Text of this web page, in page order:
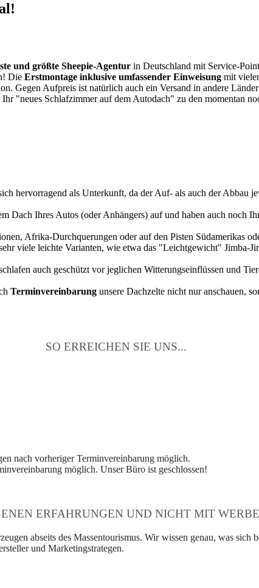
und größte Sheepie-Agentur in Deutschland mit Service-
Die Erstmontage inklusive umfassender Einweisung mit
Gegen Aufpreis ist natürlich auch ein Versand in andere
"neues Schlafzimmer auf dem Autodach" zu den momentan
hervorragend als Unterkunft, da der Auf- als auch der Abbau
Ihres Autos (oder Anhängers) auf und haben auch noch
Afrika-Durchquerungen oder auf den Pisten Südamerikas
viele leichte Varianten, wie etwa das "Leichtgewicht" Jimba-
auch geschützt vor jeglichen Witterungseinflüssen und
Terminvereinbarung unsere Dachzelte nicht nur anschauen,
SO ERREICHEN SIE UNS...
nach vorheriger Terminvereinbarung möglich.
möglich. Unser Büro ist geschlossen!
ERFAHRUNGEN UND NICHT MIT
abseits des Massentourismus. Wir wissen genau, was sich
und Marketingstrategen.